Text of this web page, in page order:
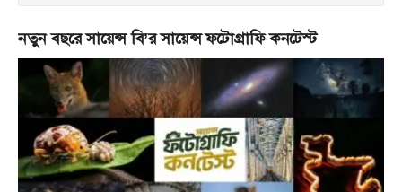
নতুন বছরে সায়েন্স বি’র সায়েন্স ফটোগ্রাফি কনটেস্ট